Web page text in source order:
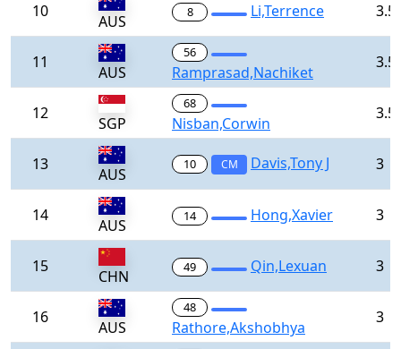
10
AUS 8 Li,Terrence 3.5
11
AUS
56
Ramprasad,Nachiket
3.5
12
SGP
68
Nisban,Corwin
3.5
13
AUS
10 CM Davis,Tony J 3
14
AUS 14 Hong,Xavier 3
15
CHN 49 Qin,Lexuan 3
16
AUS
48
Rathore,Akshobhya
3